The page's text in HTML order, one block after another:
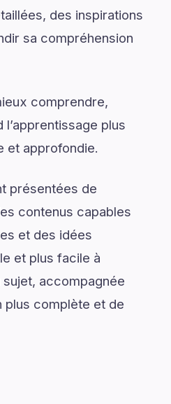
des inspirations
sa compréhension
comprendre,
plus
et approfondie.
présentées de
contenus capables
et des idées
et plus facile à
accompagnée
plus complète et de